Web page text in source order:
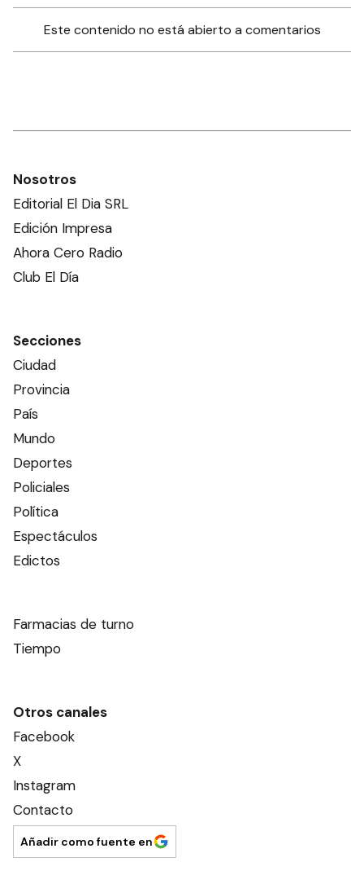
Este contenido no está abierto a comentarios
Nosotros
Editorial El Dia SRL
Edición Impresa
Ahora Cero Radio
Club El Día
Secciones
Ciudad
Provincia
País
Mundo
Deportes
Policiales
Política
Espectáculos
Edictos
Farmacias de turno
Tiempo
Otros canales
Facebook
X
Instagram
Contacto
Añadir como fuente en